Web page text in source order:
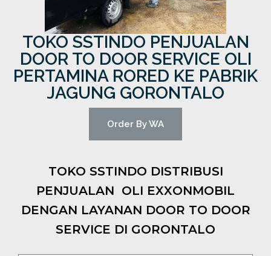
TOKO SSTINDO PENJUALAN
DOOR TO DOOR SERVICE OLI
PERTAMINA RORED KE PABRIK
JAGUNG GORONTALO
Order By WA
TOKO SSTINDO DISTRIBUSI
PENJUALAN OLI EXXONMOBIL
DENGAN LAYANAN DOOR TO DOOR
SERVICE DI GORONTALO